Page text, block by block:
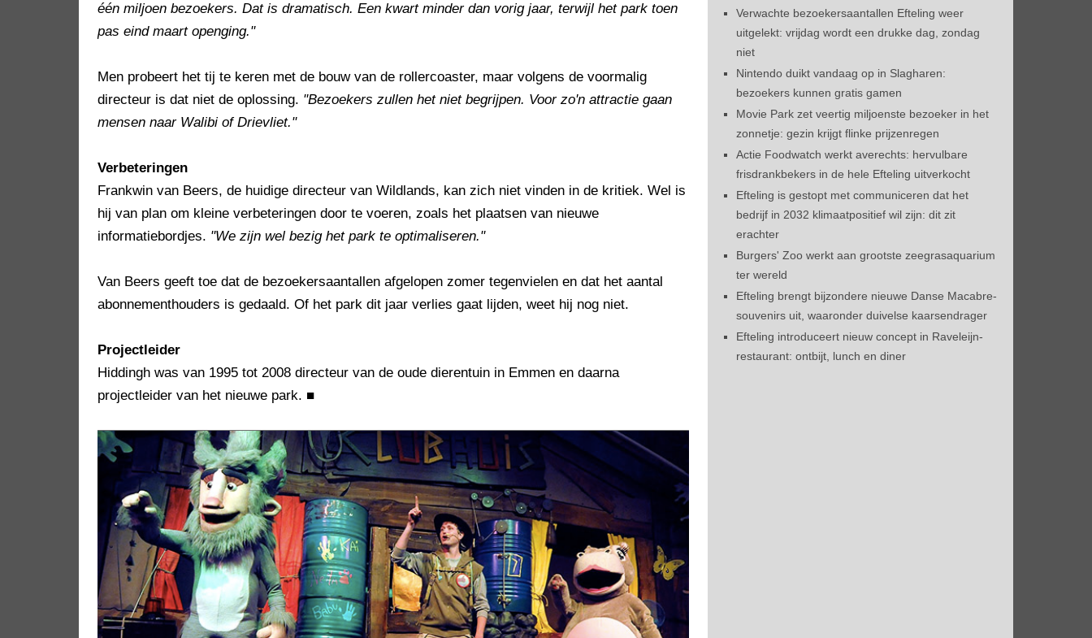
één miljoen bezoekers. Dat is dramatisch. Een kwart minder dan vorig jaar, terwijl het park toen
pas eind maart openging."
Men probeert het tij te keren met de bouw van de rollercoaster, maar volgens de voormalig
directeur is dat niet de oplossing. "Bezoekers zullen het niet begrijpen. Voor zo'n attractie gaan
mensen naar Walibi of Drievliet."
Verbeteringen
Frankwin van Beers, de huidige directeur van Wildlands, kan zich niet vinden in de kritiek. Wel is
hij van plan om kleine verbeteringen door te voeren, zoals het plaatsen van nieuwe
informatiebordjes. "We zijn wel bezig het park te optimaliseren."
Van Beers geeft toe dat de bezoekersaantallen afgelopen zomer tegenvielen en dat het aantal
abonnementhouders is gedaald. Of het park dit jaar verlies gaat lijden, weet hij nog niet.
Projectleider
Hiddingh was van 1995 tot 2008 directeur van de oude dierentuin in Emmen en daarna
projectleider van het nieuwe park. ■
Verwachte bezoekersaantallen Efteling weer
uitgelekt: vrijdag wordt een drukke dag, zondag
niet
Nintendo duikt vandaag op in Slagharen:
bezoekers kunnen gratis gamen
Movie Park zet veertig miljoenste bezoeker in het
zonnetje: gezin krijgt flinke prijzenregen
Actie Foodwatch werkt averechts: hervulbare
frisdrankbekers in de hele Efteling uitverkocht
Efteling is gestopt met communiceren dat het
bedrijf in 2032 klimaatpositief wil zijn: dit zit
erachter
Burgers' Zoo werkt aan grootste zeegrasaquarium
ter wereld
Efteling brengt bijzondere nieuwe Danse Macabre-
souvenirs uit, waaronder duivelse kaarsendrager
Efteling introduceert nieuw concept in Raveleijn-
restaurant: ontbijt, lunch en diner